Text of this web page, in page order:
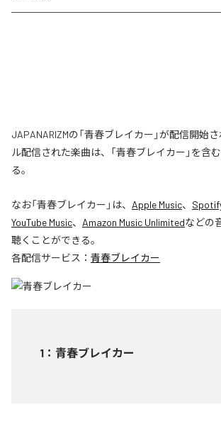
JAPANARIZMの「青春ブレイカー」が配信開始
ル配信された楽曲は、「青春ブレイカー」を含
る。
なお「青春ブレイカー 」は、 Apple Music、
YouTube Music、 Amazon Music Unlimitedなどの
聴くことができる。
各配信サービス： 青春ブレイカー
1 ： 青春ブレイカー